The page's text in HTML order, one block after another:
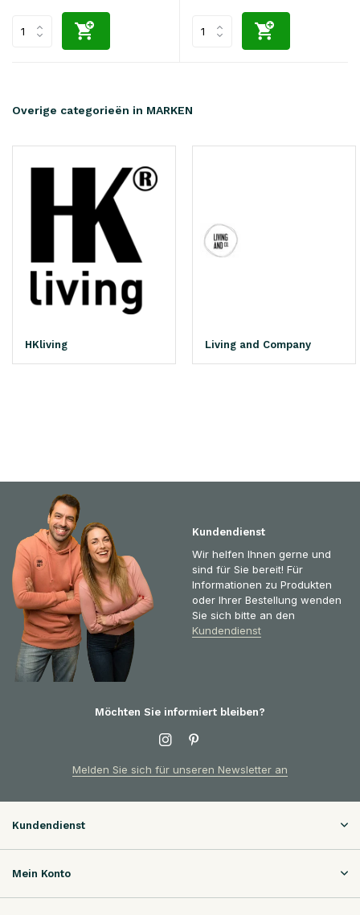
Overige categorieën in MARKEN
HKliving Living and Company
Kundendienst
Wir helfen Ihnen gerne und
sind für Sie bereit! Für
Informationen zu Produkten
oder Ihrer Bestellung wenden
Sie sich bitte an den
Kundendienst
Möchten Sie informiert bleiben?
Melden Sie sich für unseren Newsletter an
Kundendienst
Mein Konto